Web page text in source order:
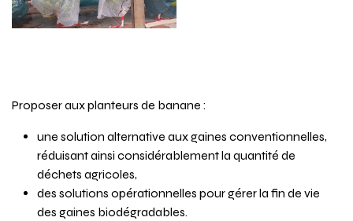
Proposer aux planteurs de banane :
une solution alternative aux gaines conventionnelles,
réduisant ainsi considérablement la quantité de
déchets agricoles,
des solutions opérationnelles pour gérer la fin de vie
des gaines biodégradables.